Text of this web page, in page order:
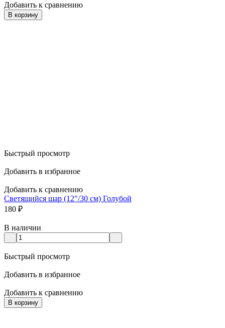
Добавить к сравнению
В корзину
Быстрый просмотр
Добавить в избранное
Добавить к сравнению
Светящийся шар (12"/30 см) Голубой
180 ₽
В наличии
Быстрый просмотр
Добавить в избранное
Добавить к сравнению
В корзину